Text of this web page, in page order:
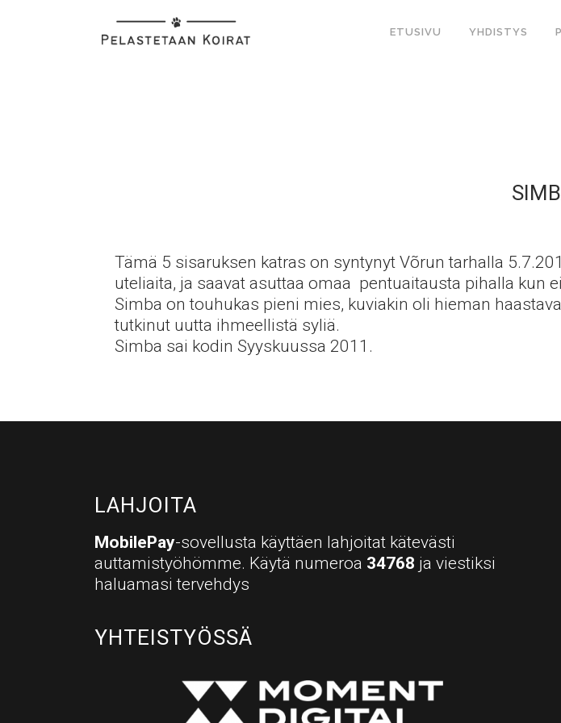
ETUSIVU YHDISTYS
Tämä 5 sisaruksen katras on syntynyt Võrun tarhalla
uteliaita, ja saavat asuttaa omaa pentuaitausta pihalla kun
Simba on touhukas pieni mies, kuviakin oli hieman
tutkinut uutta ihmeellistä syliä.
Simba sai kodin Syyskuussa 2011.
LAHJOITA
MobilePay-sovellusta käyttäen lahjoitat kätevästi
auttamistyöhömme. Käytä numeroa 34768 ja viestiksi
haluamasi tervehdys
YHTEISTYÖSSÄ